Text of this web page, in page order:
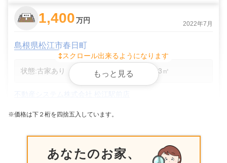
1,400万円 2022年7月
島根県松江市春日町
状態:古家あり 土地面積: 193㎡
不動産システム株式会社 松江駅前店
1,400
島根県松江市春日町
スクロール出来るようになります
もっと見る
※価格は下２桁を四捨五入しています。
あなたのお家、